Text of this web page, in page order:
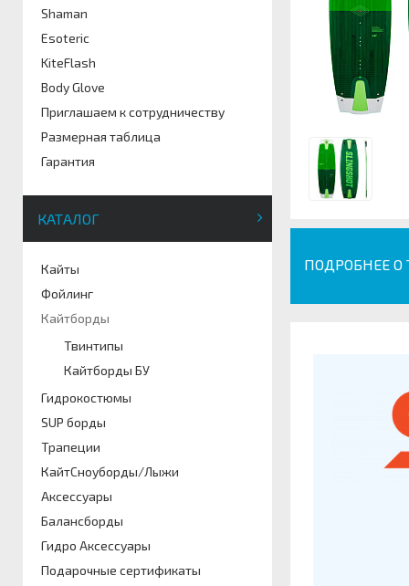
Shaman
Esoteric
KiteFlash
Body Glove
Приглашаем к сотрудничеству
Размерная таблица
Гарантия
КАТАЛОГ
Кайты
Фойлинг
Кайтборды
Твинтипы
Кайтборды БУ
Гидрокостюмы
SUP борды
Трапеции
КайтСноуборды/Лыжи
Аксессуары
Балансборды
Гидро Аксессуары
Подарочные сертификаты
ПОДРОБНЕЕ О